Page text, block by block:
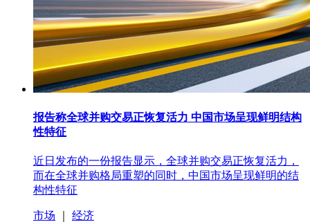
报告称全球并购交易正恢复活力 中国市场呈现鲜明结构
性特征
近日发布的一份报告显示，全球并购交易正恢复活力，
而在全球并购格局重塑的同时，中国市场呈现鲜明的结
构性特征
市场
经济